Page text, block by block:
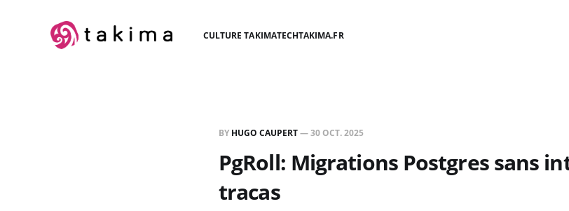
CULTURE TAKIMATECHTAKIMA.FR
BY HUGO CAUPERT—30 OCT. 2025
PgRoll: Migrations Postgres sans
tracas